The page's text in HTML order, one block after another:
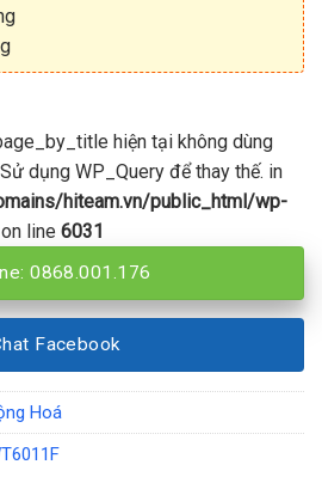
hiện tại không dùng
dụng WP_Query để thay thế. in
hiteam.vn/public_html/wp-
on line 6031
0868.001.176
Facebook
Hoá